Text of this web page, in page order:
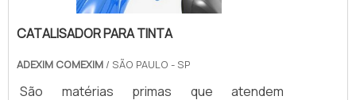
CATALISADOR PARA TINTA
ADEXIM COMEXIM / SÃO PAULO - SP
São matérias primas que atendem